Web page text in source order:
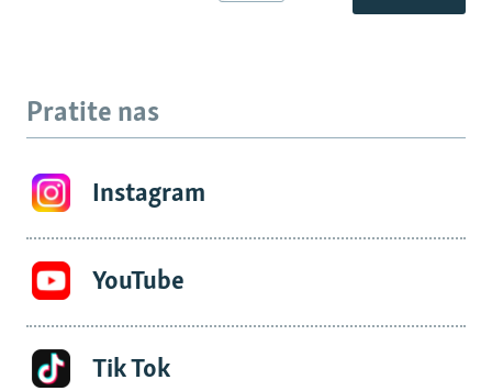
Pratite nas
Instagram
YouTube
Tik Tok